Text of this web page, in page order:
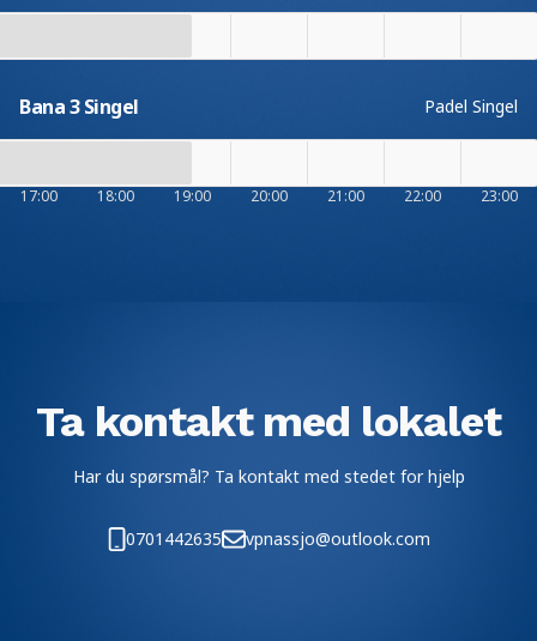
Bana 3 Singel Padel Singel
17:00 18:00 19:00 20:00 21:00 22:00 23:00
Ta kontakt med lokalet
Har du spørsmål? Ta kontakt med stedet for hjelp
0701442635 vpnassjo@outlook.com